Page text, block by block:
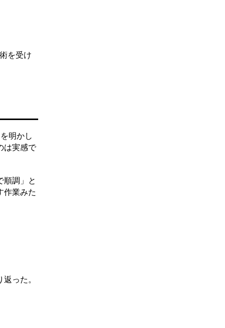
を受け
明かし
は実感で
順調」と
作業みた
った。